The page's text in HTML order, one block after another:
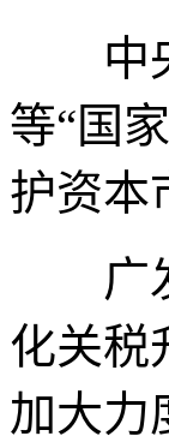
中央
等“国
护资本
广发
化关税
加大力